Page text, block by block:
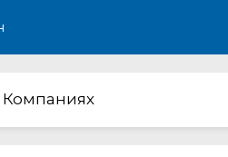
Компаниях